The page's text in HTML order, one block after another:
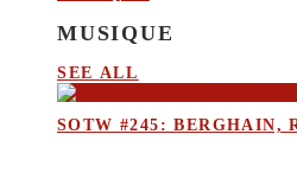
MUSIQUE
SEE ALL
SOTW #245: BERGHAIN,